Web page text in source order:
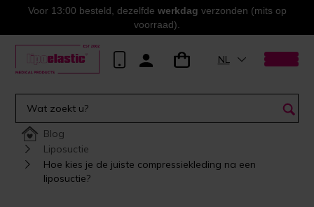
Voor 13:00 besteld, dezelfde werkdag verzonden (mits op
voorraad).
NL
Blog
Liposuctie
Hoe kies je de juiste compressiekleding na een
liposuctie?